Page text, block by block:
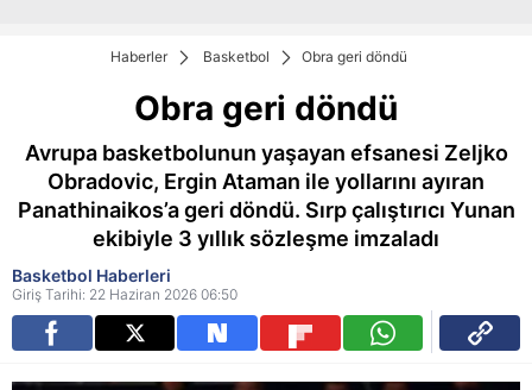
Haberler Basketbol Obra geri döndü
Obra geri döndü
Avrupa basketbolunun yaşayan efsanesi Zeljko
Obradovic, Ergin Ataman ile yollarını ayıran
Panathinaikos’a geri döndü. Sırp çalıştırıcı Yunan
ekibiyle 3 yıllık sözleşme imzaladı
Basketbol Haberleri
Giriş Tarihi: 22 Haziran 2026 06:50